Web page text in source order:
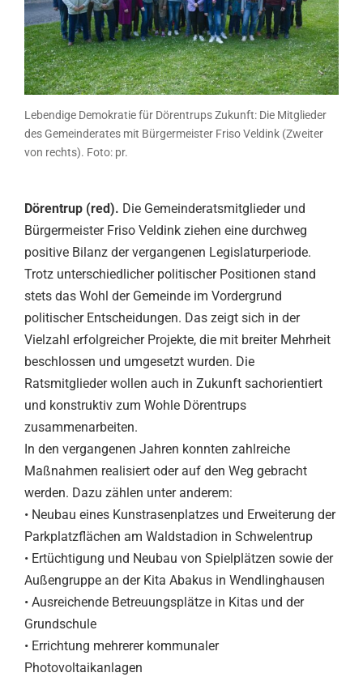
Lebendige Demokratie für Dörentrups Zukunft: Die Mitglieder
des Gemeinderates mit Bürgermeister Friso Veldink (Zweiter
von rechts). Foto: pr.
Dörentrup (red). Die Gemeinderatsmitglieder und
Bürgermeister Friso Veldink ziehen eine durchweg
positive Bilanz der vergangenen Legislaturperiode.
Trotz unterschiedlicher politischer Positionen stand
stets das Wohl der Gemeinde im Vordergrund
politischer Entscheidungen. Das zeigt sich in der
Vielzahl erfolgreicher Projekte, die mit breiter Mehrheit
beschlossen und umgesetzt wurden. Die
Ratsmitglieder wollen auch in Zukunft sachorientiert
und konstruktiv zum Wohle Dörentrups
zusammenarbeiten.
In den vergangenen Jahren konnten zahlreiche
Maßnahmen realisiert oder auf den Weg gebracht
werden. Dazu zählen unter anderem:
• Neubau eines Kunstrasenplatzes und Erweiterung der
Parkplatzflächen am Waldstadion in Schwelentrup
• Ertüchtigung und Neubau von Spielplätzen sowie der
Außengruppe an der Kita Abakus in Wendlinghausen
• Ausreichende Betreuungsplätze in Kitas und der
Grundschule
• Errichtung mehrerer kommunaler
Photovoltaikanlagen